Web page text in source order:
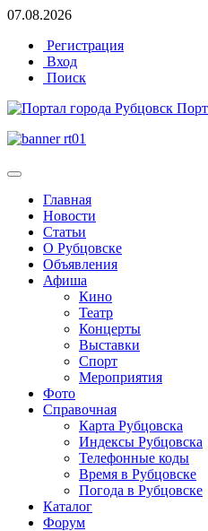
07.08.2026
Регистрация
Вход
Поиск
Главная
Новости
Статьи
О Рубцовске
Объявления
Афиша
Кино
Театр
Концерты
Выставки
Спорт
Мероприятия
Фото
Справочная
Карта Рубцовска
Индексы Рубцовска
Телефонные коды
Время в Рубцовске
Погода в Рубцовске
Каталог
Форум